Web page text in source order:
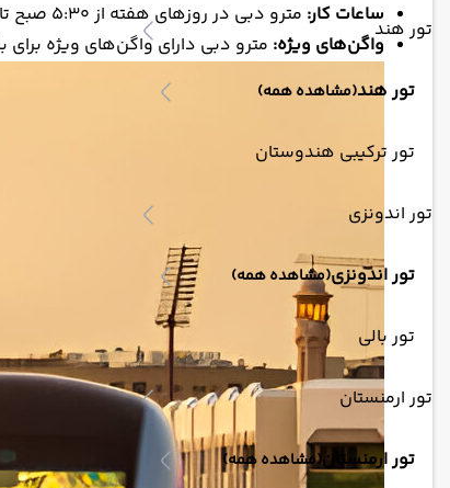
تور هند
تور هند(مشاهده همه)
تور ترکیبی هندوستان
تور اندونزی
تور اندونزی(مشاهده همه)
تور بالی
تور ارمنستان
تور ارمنستان(مشاهده همه)
ساعات کار: مترو دبی در روزهای هفته از ۵:۳۰ صبح تا نیمه شب و در روزهای جمعه و تعطیلات از ۱۰ صبح فعالیت می‌کند.
واگن‌های ویژه: مترو دبی دارای واگن‌های ویژه